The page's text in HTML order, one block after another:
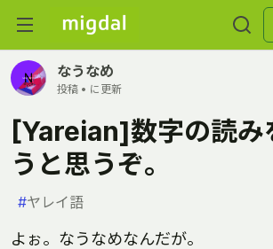
なうなめ
投稿 • に更新
[Yareian]数字の読み
うと思うぞ。
#ヤレイ語
よぉ。なうなめなんだが。